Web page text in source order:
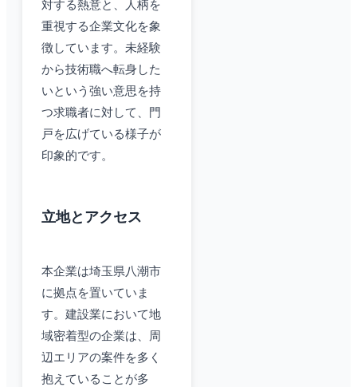
対する熱意と、人柄を
重視する企業文化を象
徴しています。未経験
から技術職へ転身した
いという強い意思を持
つ求職者に対して、門
戸を広げている様子が
印象的です。
立地とアクセス
本企業は埼玉県八潮市
に拠点を置いていま
す。建設業において地
域密着型の企業は、周
辺エリアの案件を多く
抱えていることが多